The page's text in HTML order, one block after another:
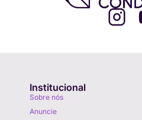
Institucional
Sobre nós
Anuncie